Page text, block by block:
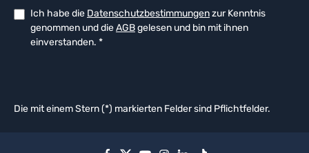
Ich habe die Datenschutzbestimmungenzur Kenntnis
genommen und dieAGBgelesen und bin mit ihnen
einverstanden. *
Die mit einem Stern (*) markierten Felder sind Pflichtfelder.